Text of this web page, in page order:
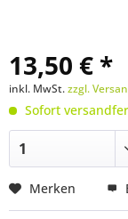
13,50 € *
inkl. MwSt.zzgl.
Sofort
Merken